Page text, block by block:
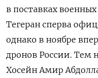
в поставках
Тегеран сперва
однако в ноябре
дронов России. Тем
Хосейн Амир